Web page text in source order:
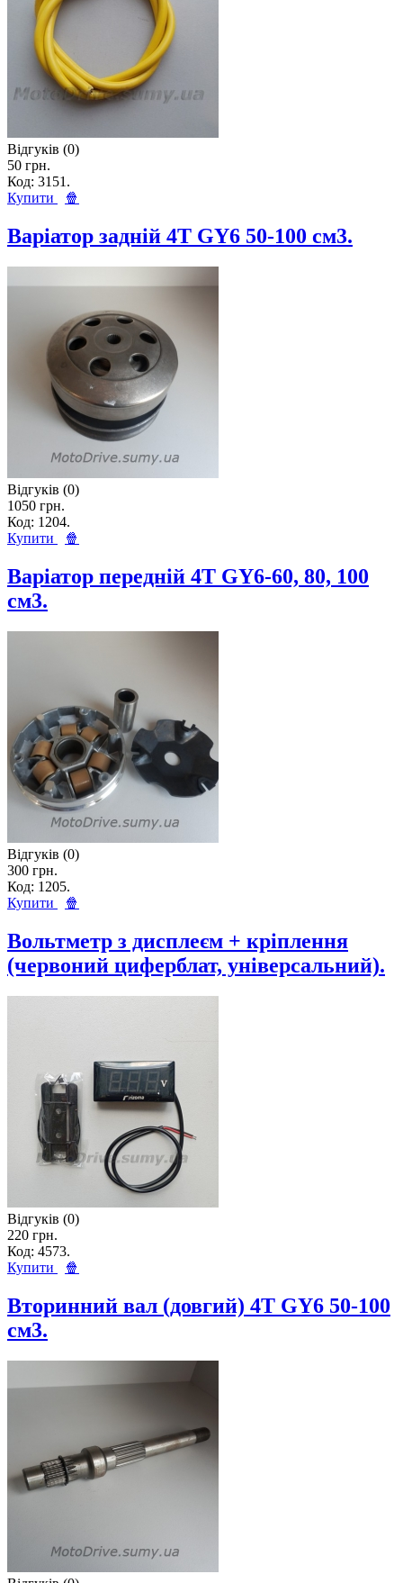
Відгуків (0)
50 грн.
Код: 3151.
Купити
🍿
Варіатор задній 4T GY6 50-100 см3.
Відгуків (0)
1050 грн.
Код: 1204.
Купити
🍿
Варіатор передній 4Т GY6-60, 80, 100
см3.
Відгуків (0)
300 грн.
Код: 1205.
Купити
🍿
Вольтметр з дисплеєм + кріплення
(червоний циферблат, універсальний).
Відгуків (0)
220 грн.
Код: 4573.
Купити
🍿
Вторинний вал (довгий) 4T GY6 50-100
см3.